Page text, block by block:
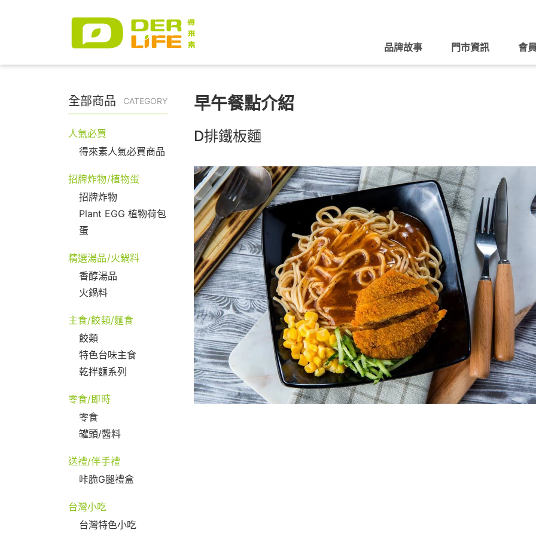
品牌故事 門市資訊 會
全部商品 CATEGORY
人氣必買
得來素人氣必買商品
招牌炸物/植物蛋
招牌炸物
Plant EGG 植物荷包
蛋
精選湯品/火鍋料
香醇湯品
火鍋料
主食/餃類/麵食
餃類
特色台味主食
乾拌麵系列
零食/即時
零食
罐頭/醬料
送禮/伴手禮
咔脆G腿禮盒
台灣小吃
台灣特色小吃
早午餐點介紹
D排鐵板麵